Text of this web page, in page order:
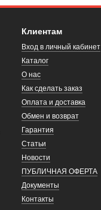
Клиентам
Вход в личный кабинет
Каталог
О нас
Как сделать заказ
Оплата и доставка
Обмен и возврат
Гарантия
Статьи
Новости
ПУБЛИЧНАЯ ОФЕРТА
Документы
Контакты